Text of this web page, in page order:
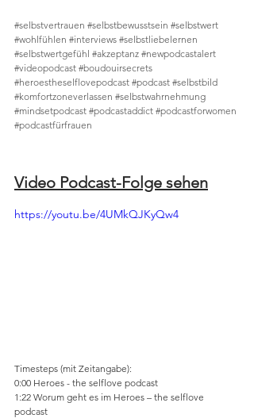
#selbstvertrauen #selbstbewusstsein #selbstwert
#wohlfühlen #interviews #selbstliebelernen
#selbstwertgefühl #akzeptanz #newpodcastalert
#videopodcast #boudouirsecrets
#heroestheselflovepodcast #podcast #selbstbild
#komfortzoneverlassen #selbstwahrnehmung
#mindsetpodcast #podcastaddict #podcastforwomen
#podcastfürfrauen
Video Podcast-Folge sehen
https://youtu.be/4UMkQJKyQw4
Timesteps (mit Zeitangabe):
0:00 Heroes - the selflove podcast
1:22 Worum geht es im Heroes – the selflove
podcast